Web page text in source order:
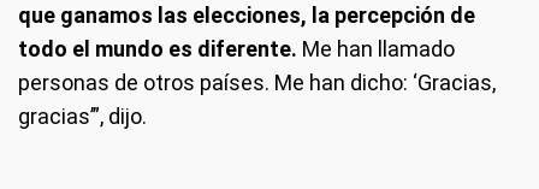
que ganamos las elecciones, la percepción de
todo el mundo es diferente. Me han llamado
personas de otros países. Me han dicho: ‘Gracias,
gracias’”, dijo.